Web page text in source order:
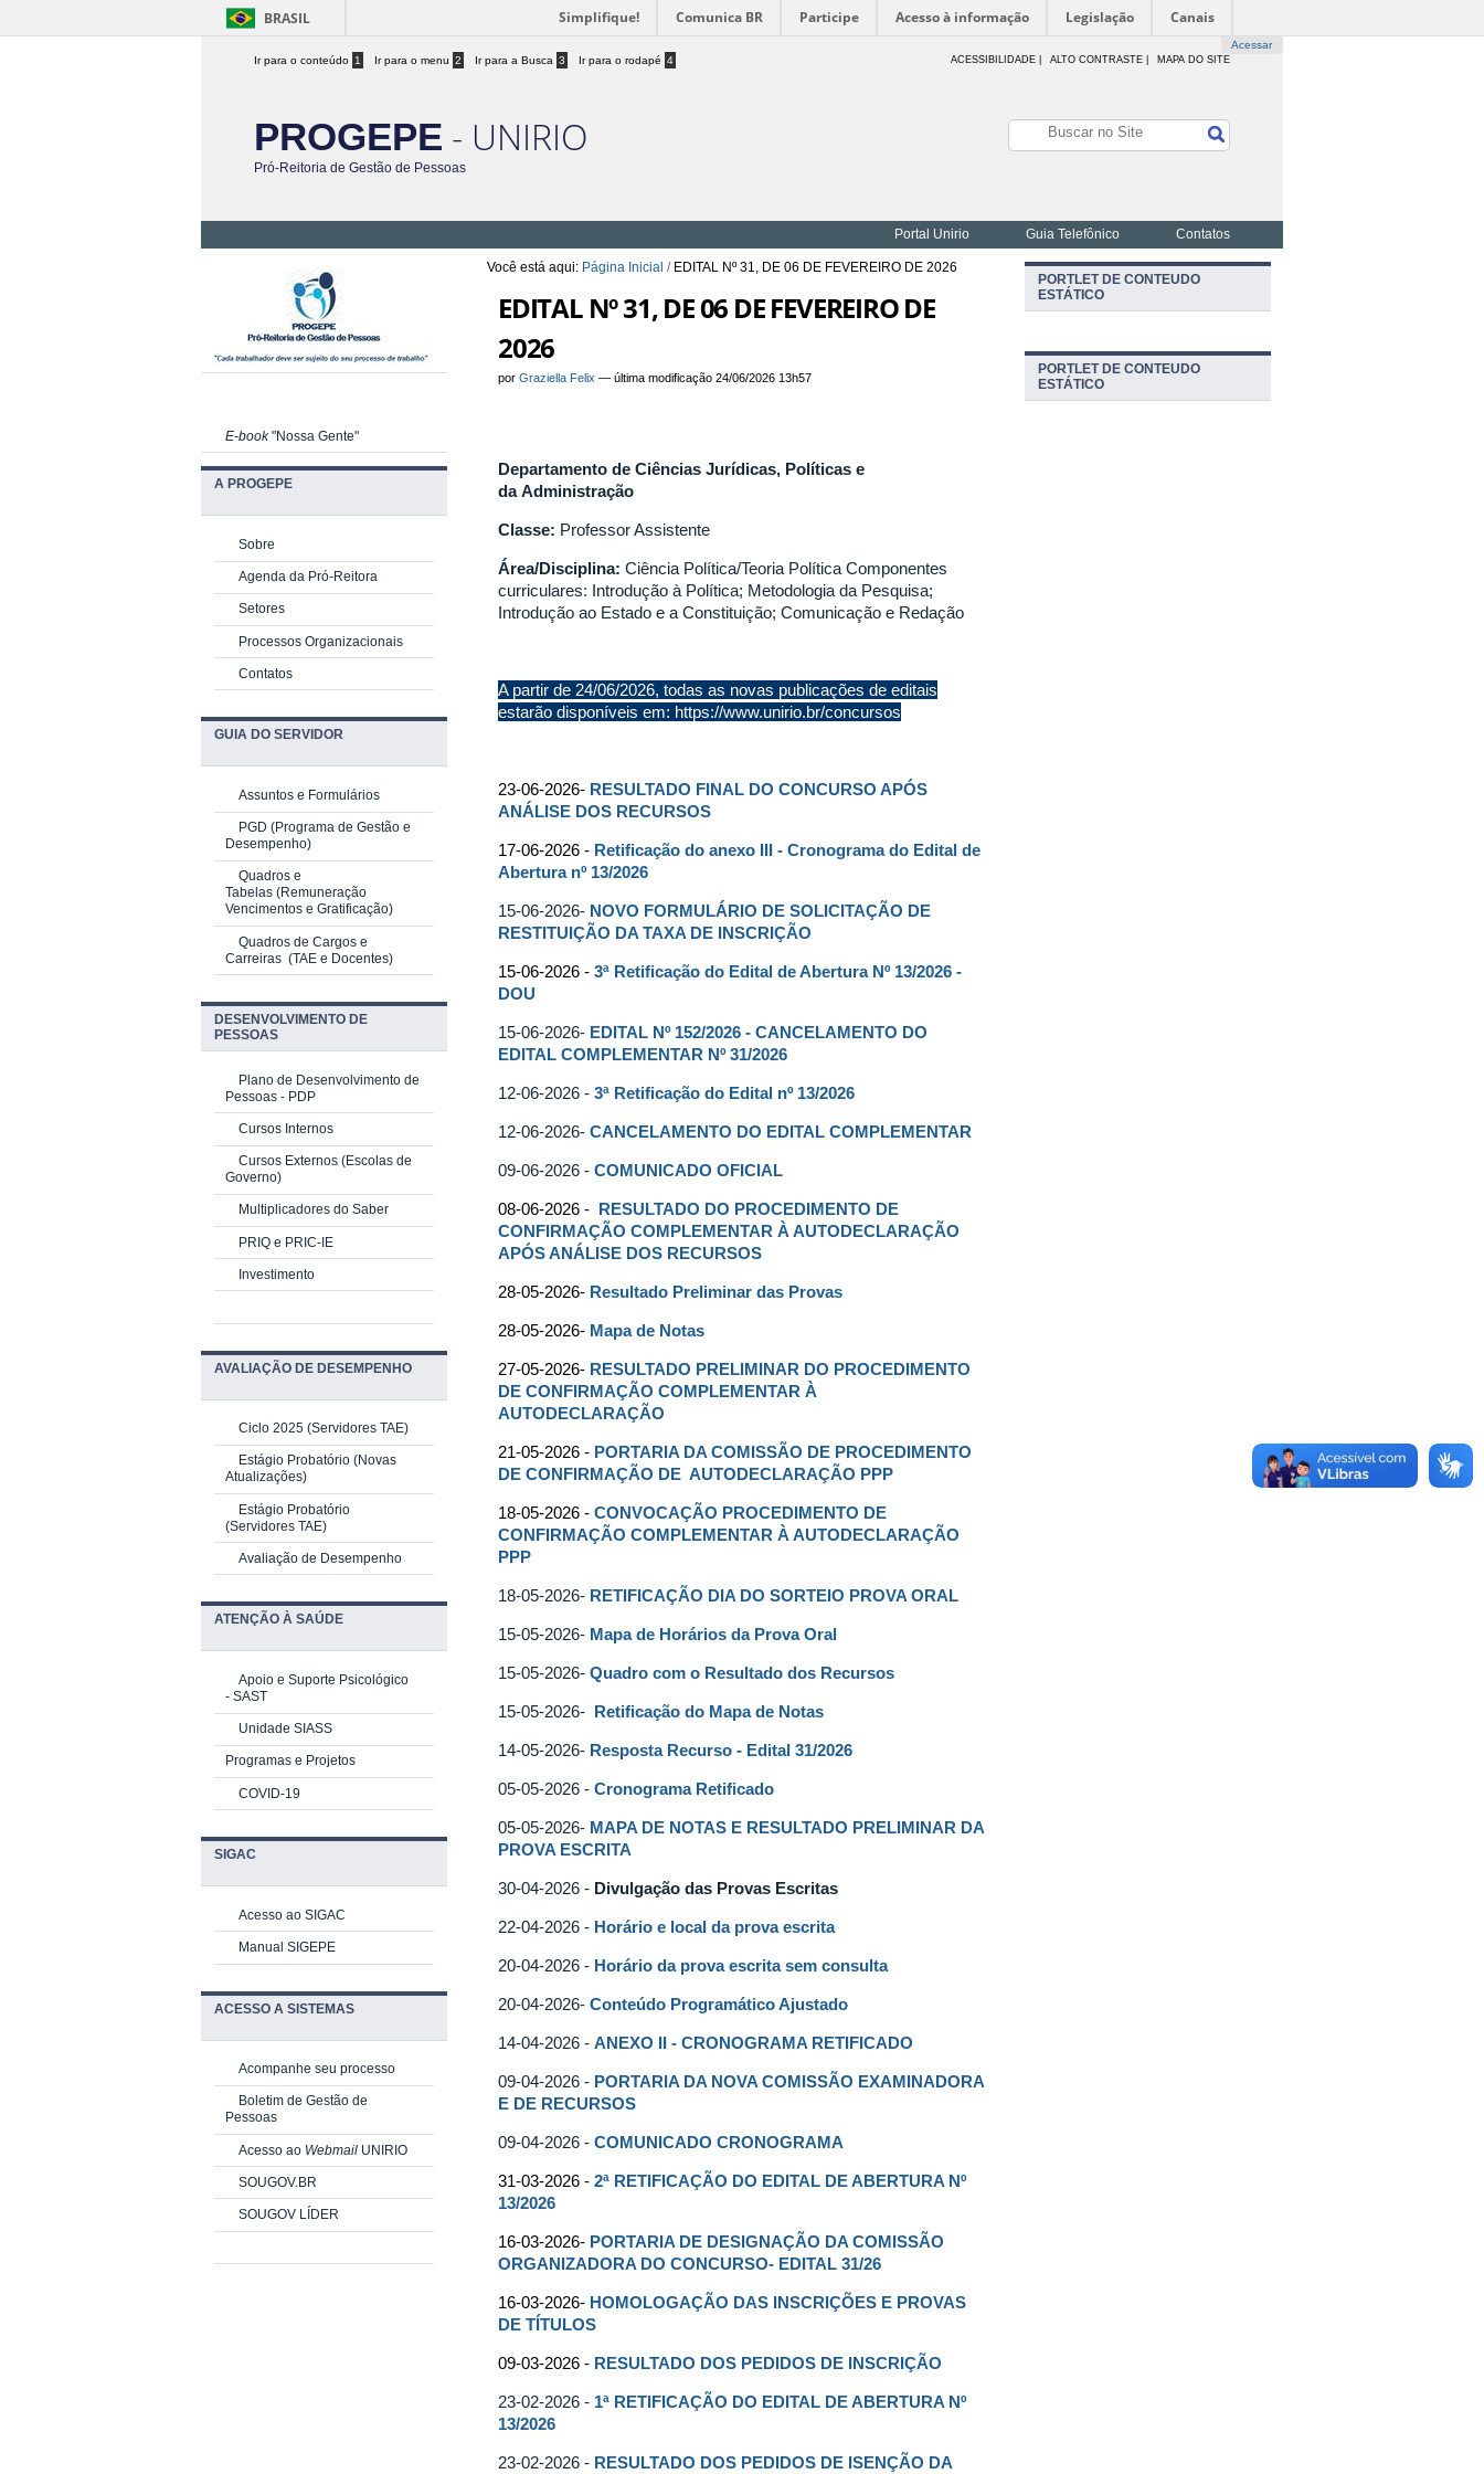
BRASIL Simplifique! Comunica BR Participe Acesso à informação Legislação Canais
Acessar
Ir para o conteúdo 1 Ir para o menu 2 Ir para a Busca 3 Ir para o rodapé 4 ACESSIBILIDADE ALTO CONTRASTE | MAPA DO SITE
PROGEPE - UNIRIO
Pró-Reitoria de Gestão de Pessoas
Portal Unirio Guia Telefônico Contatos
Você está aqui: Página Inicial / EDITAL Nº 31, DE 06 DE FEVEREIRO DE 2026
EDITAL Nº 31, DE 06 DE FEVEREIRO DE
2026
porGraziella Felix —última modificação 24/06/2026 13h57
Departamento de Ciências Jurídicas, Políticas e
da Administração
Classe: Professor Assistente
Área/Disciplina:Ciência Política/Teoria Política Componentes
curriculares: Introdução à Política; Metodologia da Pesquisa;
Introdução ao Estado e a Constituição; Comunicação e Redação
A partir de 24/06/2026, todas as novas publicações de editais
estarão disponíveis em: https://www.unirio.br/concursos
23-06-2026- RESULTADO FINAL DO CONCURSO APÓS
ANÁLISE DOS RECURSOS
17-06-2026 - Retificação do anexo III - Cronograma do Edital de
Abertura nº 13/2026
15-06-2026- NOVO FORMULÁRIO DE SOLICITAÇÃO DE
RESTITUIÇÃO DA TAXA DE INSCRIÇÃO
15-06-2026 -3ª Retificação do Edital de Abertura Nº 13/2026 -
DOU
15-06-2026- EDITAL Nº 152/2026 - CANCELAMENTO DO
EDITAL COMPLEMENTAR Nº 31/2026
12-06-2026 -3ª Retificação do Edital nº 13/2026
12-06-2026-CANCELAMENTO DO EDITAL COMPLEMENTAR
09-06-2026 - COMUNICADO OFICIAL
08-06-2026 - RESULTADO DO PROCEDIMENTO DE
CONFIRMAÇÃOCOMPLEMENTAR À AUTODECLARAÇÃO
APÓS ANÁLISE DOS RECURSOS
28-05-2026- Resultado Preliminar das Provas
28-05-2026- Mapa de Notas
27-05-2026- RESULTADO PRELIMINAR DO PROCEDIMENTO
DE CONFIRMAÇÃO COMPLEMENTAR À
AUTODECLARAÇÃO
21-05-2026 - PORTARIA DA COMISSÃO DE PROCEDIMENTO
DE CONFIRMAÇÃO DE AUTODECLARAÇÃO PPP
18-05-2026 -CONVOCAÇÃO PROCEDIMENTO DE
CONFIRMAÇÃO COMPLEMENTAR À AUTODECLARAÇÃO
PPP
18-05-2026- RETIFICAÇÃO DIA DO SORTEIO PROVA ORAL
15-05-2026- Mapa de Horários da Prova Oral
15-05-2026-Quadro com o Resultado dos Recursos
15-05-2026- Retificação do Mapa de Notas
14-05-2026- Resposta Recurso - Edital 31/2026
05-05-2026 -Cronograma Retificado
05-05-2026- MAPA DE NOTAS E RESULTADO PRELIMINAR DA
PROVA ESCRITA
30-04-2026 - Divulgação das Provas Escritas
22-04-2026 - Horário e local da prova escrita
20-04-2026 - Horário da prova escrita sem consulta
20-04-2026-Conteúdo Programático Ajustado
14-04-2026 -ANEXO II - CRONOGRAMA RETIFICADO
09-04-2026 - PORTARIA DA NOVA COMISSÃO EXAMINADORA
E DE RECURSOS
09-04-2026 -COMUNICADO CRONOGRAMA
31-03-2026 -2ª RETIFICAÇÃO DO EDITAL DE ABERTURA Nº
13/2026
16-03-2026- PORTARIA DE DESIGNAÇÃO DA COMISSÃO
ORGANIZADORA DO CONCURSO- EDITAL 31/26
16-03-2026- HOMOLOGAÇÃO DAS INSCRIÇÕES E PROVAS
DE TÍTULOS
09-03-2026 - RESULTADO DOS PEDIDOS DE INSCRIÇÃO
23-02-2026 - 1ª RETIFICAÇÃO DO EDITAL DE ABERTURA Nº
13/2026
23-02-2026 - RESULTADO DOS PEDIDOS DE ISENÇÃO DA
E-book"Nossa Gente"
A PROGEPE
Sobre
Agenda da Pró-Reitora
Setores
Processos Organizacionais
Contatos
GUIA DO SERVIDOR
Assuntos e Formulários
PGD (Programa de Gestão e
Desempenho)
Quadros e
Tabelas (Remuneração
Vencimentos e Gratificação)
Quadros de Cargos e
Carreiras (TAE e Docentes)
DESENVOLVIMENTO DE
PESSOAS
Plano de Desenvolvimento de
Pessoas - PDP
Cursos Internos
Cursos Externos (Escolas de
Governo)
Multiplicadores do Saber
PRIQ e PRIC-IE
Investimento
AVALIAÇÃO DE DESEMPENHO
Ciclo 2025 (Servidores TAE)
Estágio Probatório (Novas
Atualizações)
Estágio Probatório
(Servidores TAE)
Avaliação de Desempenho
ATENÇÃO À SAÚDE
Apoio e Suporte Psicológico
- SAST
Unidade SIASS
Programas e Projetos
COVID-19
SIGAC
Acesso ao SIGAC
Manual SIGEPE
ACESSO A SISTEMAS
Acompanhe seu processo
Boletim de Gestão de
Pessoas
Acesso ao Webmail UNIRIO
SOUGOV.BR
SOUGOV LÍDER
PORTLET DE CONTEUDO
ESTÁTICO
PORTLET DE CONTEUDO
ESTÁTICO